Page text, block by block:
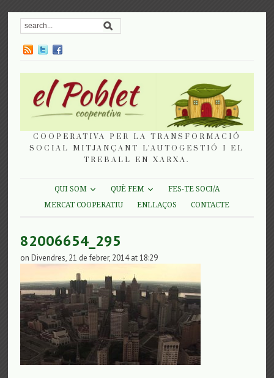
COOPERATIVA PER LA TRANSFORMACIÓ
SOCIAL MITJANÇANT L'AUTOGESTIÓ I EL
TREBALL EN XARXA.
QUI SOM QUÈ FEM
FES-TE SOCI/A
MERCAT COOPERATIU
ENLLAÇOS CONTACTE
82006654_295
on Divendres, 21 de febrer, 2014 at 18:29